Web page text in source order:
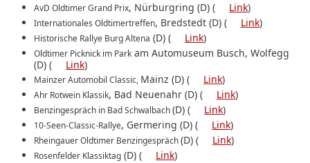
AvD Oldtimer Grand Prix, Nürburgring (D) ( Link)
Internationales Oldtimertreffen, Bredstedt (D) ( Link)
Historische Rallye Burg Altena (D) ( Link)
Oldtimer Picknick im Park am Automuseum Busch, Wolfegg
(D) (
Link)
Mainzer Automobil Classic, Mainz (D) ( Link)
Ahr Rotwein Klassik, Bad Neuenahr (D) ( Link)
Benzingespräch in Bad Schwalbach(D) ( Link)
10-Seen-Classic-Rallye, Germering (D) ( Link)
Rheingauer Oldtimer Benzingespräch(D) ( Link)
Rosenfelder Klassiktag (D) ( Link)